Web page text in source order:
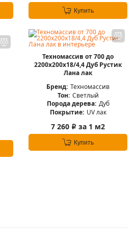
Купить
Техномассив от 700 до
2200х200х18/4,4 Дуб Рустик
Лана лак
Бренд: Техномассив
Тон: Светлый
Порода дерева: Дуб
Покрытие: UV лак
7 260 i за 1 м2
Купить